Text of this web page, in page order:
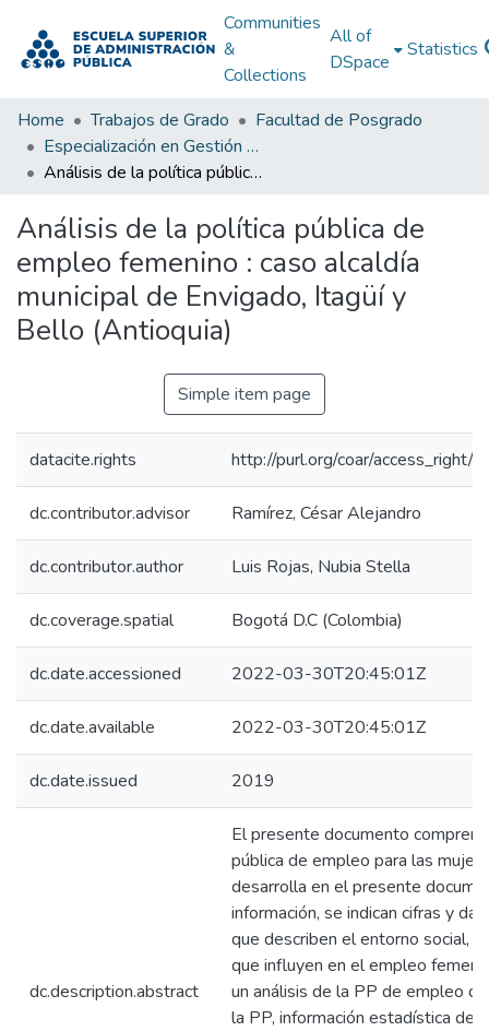
Communities
&
Collections
All of
DSpace
Statistics
Home Trabajos de Grado
Facultad de Posgrado
Especialización en Gestión Pública
Análisis de la política pública de empleo femenino : caso alcaldía municipal de Envigado, Itagüí y Bello (Antioquia)
Análisis de la política pública de
empleo femenino : caso alcaldía
municipal de Envigado, Itagüí y
Bello (Antioquia)
Simple item page
datacite.rights http://purl.org/coar/access_right/
dc.contributor.advisor Ramírez, César Alejandro
dc.contributor.author Luis Rojas, Nubia Stella
dc.coverage.spatial Bogotá D.C (Colombia)
dc.date.accessioned 2022-03-30T20:45:01Z
dc.date.available 2022-03-30T20:45:01Z
dc.date.issued 2019
dc.description.abstract
El presente documento
pública de empleo para las
desarrolla en el presente
información, se indican cifras y
que describen el entorno social,
que influyen en el empleo
un análisis de la PP de empleo
la PP, información estadística